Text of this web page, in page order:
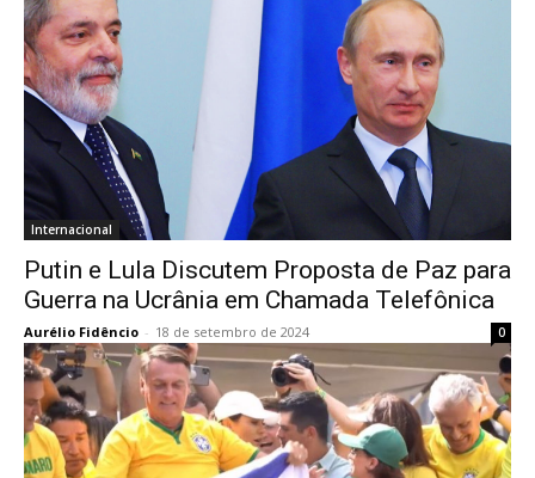
Internacional
Putin e Lula Discutem Proposta de Paz para
Guerra na Ucrânia em Chamada Telefônica
Aurélio Fidêncio - 18 de setembro de 2024 0